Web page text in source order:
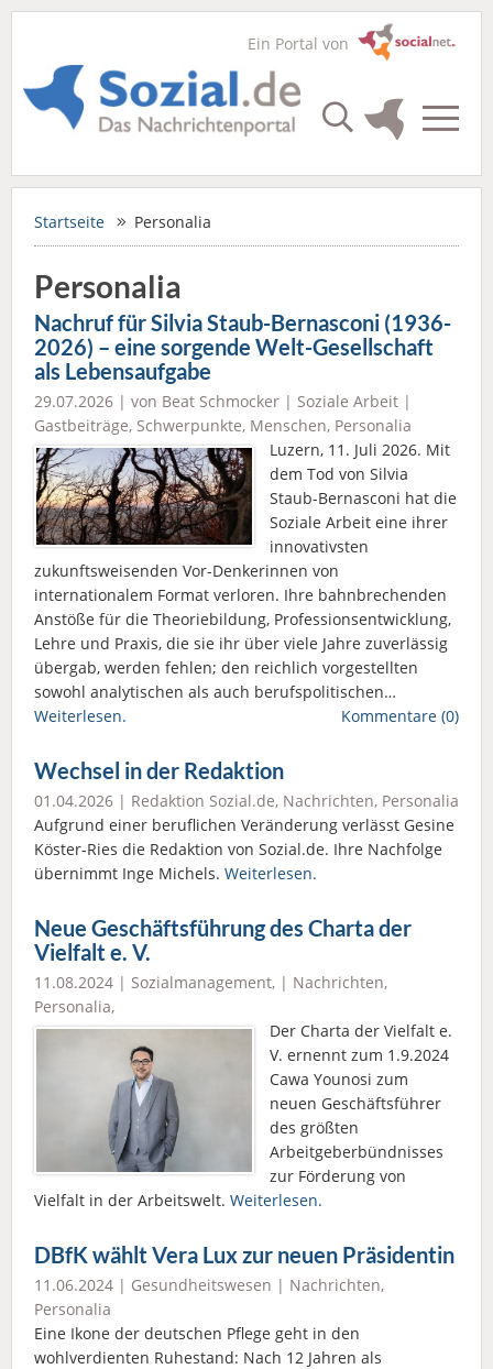
Ein Portal von
Startseite Personalia
Personalia
Nachruf für Silvia Staub-Bernasconi (1936-
2026) – eine sorgende Welt-Gesellschaft
als Lebensaufgabe
29.07.2026 | von Beat Schmocker | Soziale Arbeit |
Gastbeiträge, Schwerpunkte, Menschen, Personalia
Luzern, 11. Juli 2026. Mit
dem Tod von Silvia
Staub-Bernasconi hat die
Soziale Arbeit eine ihrer
innovativsten
zukunftsweisenden Vor-Denkerinnen von
internationalem Format verloren. Ihre bahnbrechenden
Anstöße für die Theoriebildung, Professionsentwicklung,
Lehre und Praxis, die sie ihr über viele Jahre zuverlässig
übergab, werden fehlen; den reichlich vorgestellten
sowohl analytischen als auch berufspolitischen…
Weiterlesen.
Kommentare (0)
Wechsel in der Redaktion
01.04.2026 | Redaktion Sozial.de, Nachrichten, Personalia
Aufgrund einer beruflichen Veränderung verlässt Gesine
Köster-Ries die Redaktion von Sozial.de. Ihre Nachfolge
übernimmt Inge Michels. Weiterlesen.
Neue Geschäftsführung des Charta der
Vielfalt e. V.
11.08.2024 | Sozialmanagement, | Nachrichten,
Personalia,
Der Charta der Vielfalt e.
V. ernennt zum 1.9.2024
Cawa Younosi zum
neuen Geschäftsführer
des größten
Arbeitgeberbündnisses
zur Förderung von
Vielfalt in der Arbeitswelt. Weiterlesen.
DBfK wählt Vera Lux zur neuen Präsidentin
11.06.2024 | Gesundheitswesen | Nachrichten,
Personalia
Eine Ikone der deutschen Pflege geht in den
wohlverdienten Ruhestand: Nach 12 Jahren als